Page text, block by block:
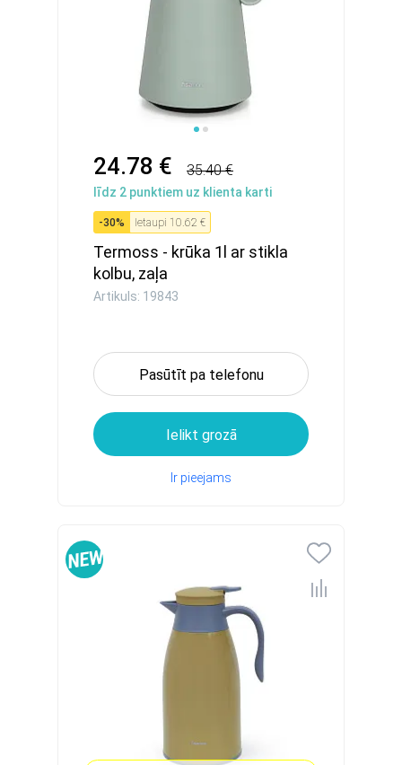
24.78 € 35.40 €
līdz 2 punktiem uz klienta karti
-30% Ietaupi 10.62 €
Termoss - krūka 1l ar stikla
kolbu, zaļa
Artikuls: 19843
Pasūtīt pa telefonu
Ielikt grozā
Ir pieejams